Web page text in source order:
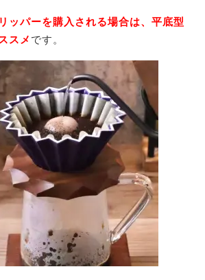
ッパーを購入される場合は、平底型
スメ です。